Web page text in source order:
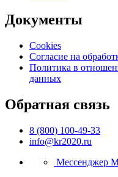
Документы
Cookies
Согласие на
Политика в
данных
Обратная связь
8 (800) 100-49-33
info@kr2020.ru
Мессенджер